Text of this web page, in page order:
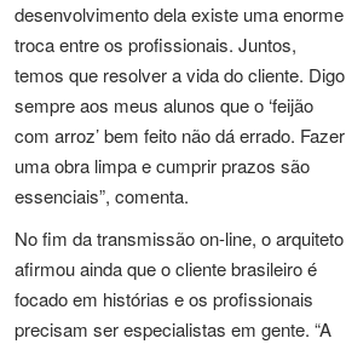
desenvolvimento dela existe uma enorme
troca entre os profissionais. Juntos,
temos que resolver a vida do cliente. Digo
sempre aos meus alunos que o ‘feijão
com arroz’ bem feito não dá errado. Fazer
uma obra limpa e cumprir prazos são
essenciais”, comenta.
No fim da transmissão on-line, o arquiteto
afirmou ainda que o cliente brasileiro é
focado em histórias e os profissionais
precisam ser especialistas em gente. “A